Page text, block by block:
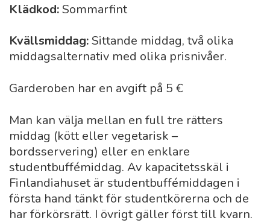
Klädkod:Sommarfint
Kvällsmiddag:Sittande middag, två olika
middagsalternativ med olika prisnivåer.
Garderoben har en avgift på 5 €
Man kan välja mellan en full tre rätters
middag (kött eller vegetarisk –
bordsservering) eller en enklare
studentbuffémiddag. Av kapacitetsskäl i
Finlandiahuset är studentbuffémiddagen i
första hand tänkt för studentkörerna och de
har förkörsrätt. I övrigt gäller först till kvarn.